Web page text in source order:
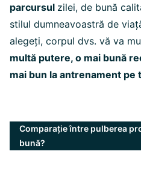
parcursul zilei, de bună
stilul dumneavoastră de
alegeți, corpul dvs. vă va
multă putere, o mai bună
mai bun la antrenament pe
Comparație între pulberea
bună?